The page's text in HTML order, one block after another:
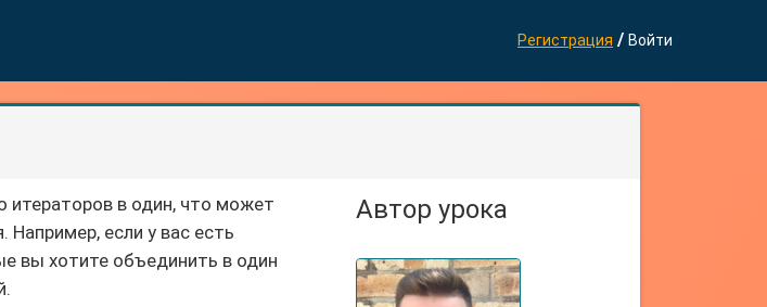
Регистрация / Войти
итераторов в один, что может
если у вас есть
вы хотите объединить в один
Автор урока